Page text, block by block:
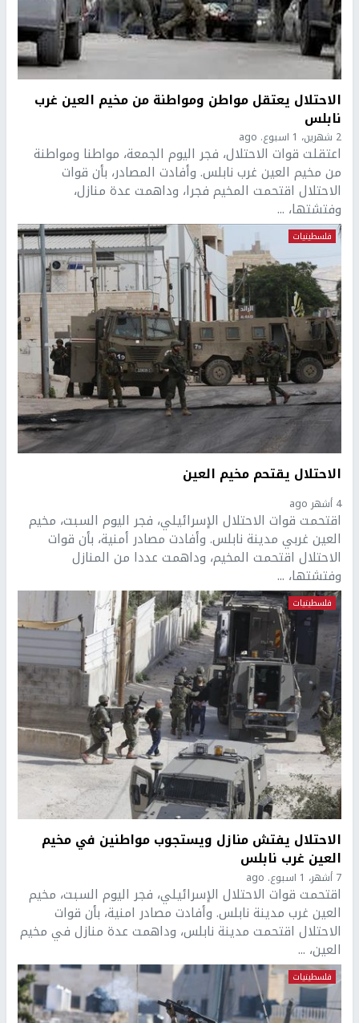
الاحتلال يعتقل مواطن ومواطنة من مخيم العين غرب
نابلس
2 شهرين، 1 اسبوع. ago
اعتقلت قوات الاحتلال، فجر اليوم الجمعة، مواطنا ومواطنة
من مخيم العين غرب نابلس. وأفادت المصادر، بأن قوات
الاحتلال اقتحمت المخيم فجرا، وداهمت عدة منازل،
وفتشتها، ...
فلسطينيات
الاحتلال يقتحم مخيم العين
4 أشهر ago
اقتحمت قوات الاحتلال الإسرائيلي، فجر اليوم السبت، مخيم
العين غربي مدينة نابلس. وأفادت مصادر أمنية، بأن قوات
الاحتلال اقتحمت المخيم، وداهمت عددا من المنازل
وفتشتها، ...
فلسطينيات
الاحتلال يفتش منازل ويستجوب مواطنين في مخيم
العين غرب نابلس
7 أشهر، 1 اسبوع. ago
اقتحمت قوات الاحتلال الإسرائيلي، فجر اليوم السبت، مخيم
العين غرب مدينة نابلس. وأفادت مصادر امنية، بأن قوات
الاحتلال اقتحمت مدينة نابلس، وداهمت عدة منازل في مخيم
العين، ...
فلسطينيات